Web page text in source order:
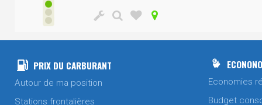
PRIX DU CARBURANT
Autour de ma position
Stations frontalières
Economies
Budget